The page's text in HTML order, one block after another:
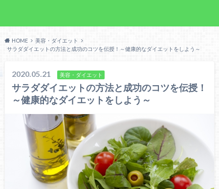
HOME
美容・ダイエット
サラダダイエットの方法と成功のコツを伝授！～健康的なダイエットをしよう～
2020.05.21 美容・ダイエット
サラダダイエットの方法と成功のコツを伝授！
～健康的なダイエットをしよう～